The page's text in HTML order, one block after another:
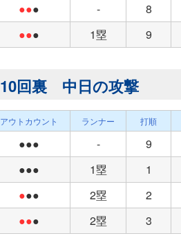
●●● - 8
●●● 1塁 9
10回裏 中日の攻撃
アウトカウント ランナー 打順
●●● - 9
●●●
1塁 1
●●● 2塁 2
●●● 2塁 3